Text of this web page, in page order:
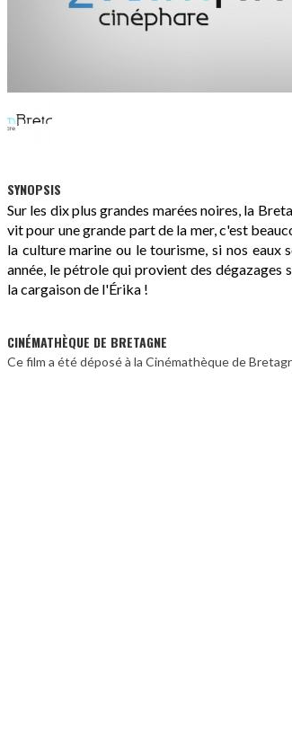
SYNOPSIS
Sur les dix plus grandes marées noires, la
vit pour une grande part de la mer, c'est
la culture marine ou le tourisme, si nos eaux
année, le pétrole qui provient des dégazages
la cargaison de l'Érika !
CINÉMATHÈQUE DE BRETAGNE
Ce film a été déposé à la Cinémathèque de